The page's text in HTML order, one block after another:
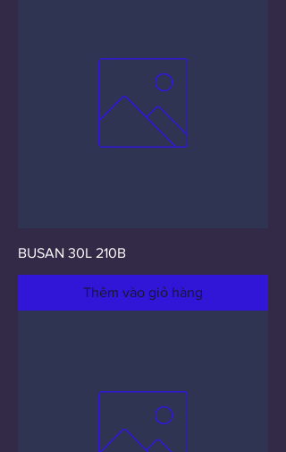
BUSAN 30L 210B
Thêm vào giỏ hàng